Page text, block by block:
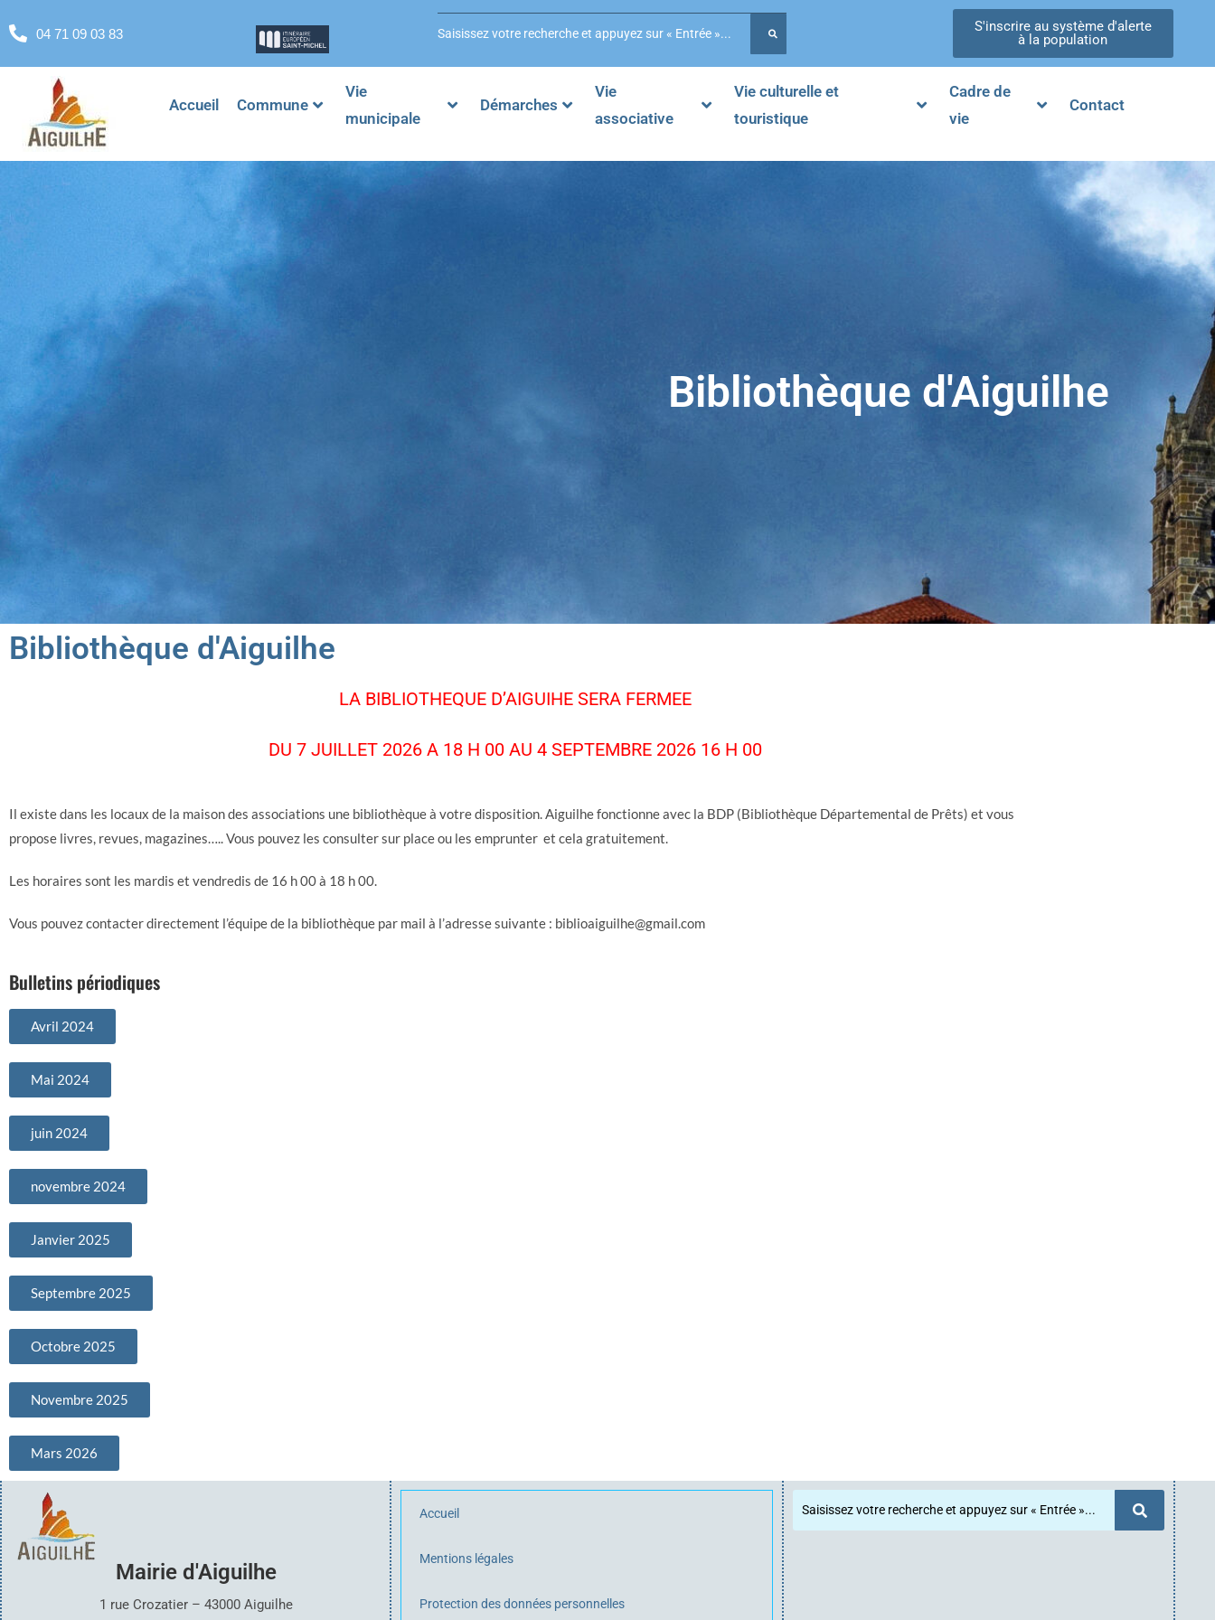
04 71 09 03 83
S'inscrire au système d'alerte
à la population
Accueil Commune
Vie
municipale
Démarches
Vie
associative
Vie culturelle et
touristique
Cadre de
vie
Contact
Bibliothèque d'Aiguilhe
Bibliothèque d'Aiguilhe
LA BIBLIOTHEQUE D’AIGUIHE SERA FERMEE
DU 7 JUILLET 2026 A 18 H 00 AU 4 SEPTEMBRE 2026 16 H 00
Il existe dans les locaux de la maison des associations une bibliothèque à votre disposition. Aiguilhe fonctionne avec la BDP (Bibliothèque Départemental de Prêts) et vous
propose livres, revues, magazines….. Vous pouvez les consulter sur place ou les emprunter et cela gratuitement.
Les horaires sont les mardis et vendredis de 16 h 00 à 18 h 00.
Vous pouvez contacter directement l’équipe de la bibliothèque par mail à l’adresse suivante : biblioaiguilhe@gmail.com
Bulletins périodiques
Avril 2024
Mai 2024
juin 2024
novembre 2024
Janvier 2025
Septembre 2025
Octobre 2025
Novembre 2025
Mars 2026
Mairie d'Aiguilhe
1 rue Crozatier – 43000 Aiguilhe
Accueil
Mentions légales
Protection des données personnelles